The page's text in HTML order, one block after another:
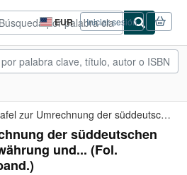
EUR
Preferencias
de
compra
del
Iniciar sesión
Hülfstafel zur Umrechnung der süddeutschen Währung in ...
der süddeutschen
und... (Fol.